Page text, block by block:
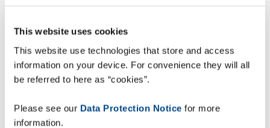
This website uses cookies
This website use technologies that store and access
information on your device. For convenience they will all
be referred to here as “cookies”.
Please see our Data Protection Notice for more
information.
Stejně jako jinde se i ve firmě A&E Gütermann
v roce 2021 hledat vhodného IT partnera. „Přes
LinkedIn jsem se dozvěděl o společnosti Zetes,